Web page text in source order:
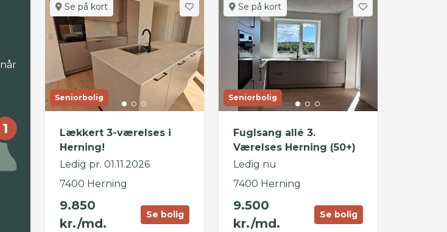
1
Se på kort
Seniorbolig
Lækkert 3-værelses i
Herning!
Ledig pr. 01.11.2026
7400 Herning
9.850
kr./md.
Se bolig
Se på kort
Seniorbolig
Fuglsang allé 3.
Værelses Herning (50+)
Ledig nu
7400 Herning
9.500
kr./md.
Se bolig